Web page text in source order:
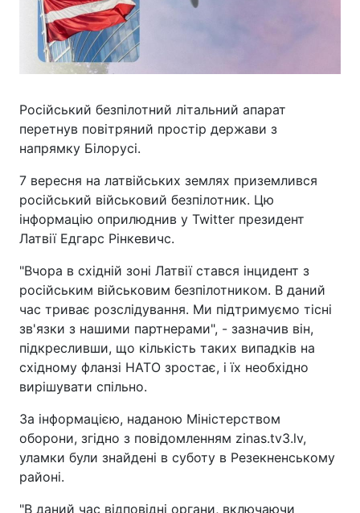
Російський безпілотний літальний апарат
перетнув повітряний простір держави з
напрямку Білорусі.
7 вересня на латвійських землях приземлився
російський військовий безпілотник. Цю
інформацію оприлюднив у Twitter президент
Латвії Едгарс Рінкевичс.
"Вчора в східній зоні Латвії стався інцидент з
російським військовим безпілотником. В даний
час триває розслідування. Ми підтримуємо тісні
зв'язки з нашими партнерами", - зазначив він,
підкресливши, що кількість таких випадків на
східному фланзі НАТО зростає, і їх необхідно
вирішувати спільно.
За інформацією, наданою Міністерством
оборони, згідно з повідомленням zinas.tv3.lv,
уламки були знайдені в суботу в Резекненському
районі.
"В даний час відповідні органи, включаючи